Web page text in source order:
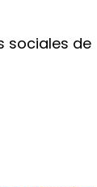
sociales de